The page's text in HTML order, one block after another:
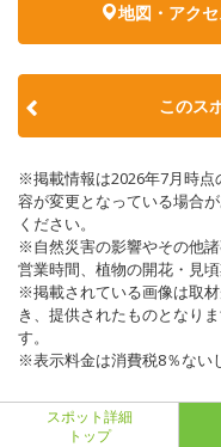
地図・アク
このス
※掲載情報は2026年7月時点
容が変更となっている場合
ください。
※自然災害の影響やその他
営業時間、植物の開花・見
※掲載されている画像は取
き、提供されたものとなり
す。
※表示料金は消費税8％ない
スポット詳細
トップ